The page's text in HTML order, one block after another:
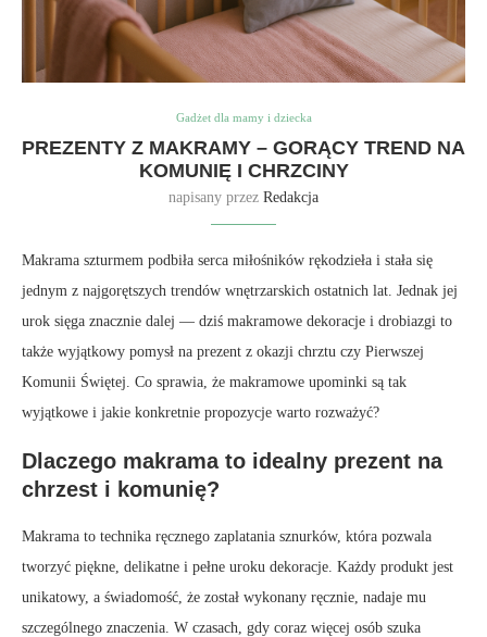
Gadżet dla mamy i dziecka
PREZENTY Z MAKRAMY – GORĄCY TREND NA
KOMUNIĘ I CHRZCINY
napisany przez Redakcja
Makrama szturmem podbiła serca miłośników rękodzieła i stała się
jednym z najgorętszych trendów wnętrzarskich ostatnich lat. Jednak jej
urok sięga znacznie dalej — dziś makramowe dekoracje i drobiazgi to
także wyjątkowy pomysł na prezent z okazji chrztu czy Pierwszej
Komunii Świętej. Co sprawia, że makramowe upominki są tak
wyjątkowe i jakie konkretnie propozycje warto rozważyć?
Dlaczego makrama to idealny prezent na
chrzest i komunię?
Makrama to technika ręcznego zaplatania sznurków, która pozwala
tworzyć piękne, delikatne i pełne uroku dekoracje. Każdy produkt jest
unikatowy, a świadomość, że został wykonany ręcznie, nadaje mu
szczególnego znaczenia. W czasach, gdy coraz więcej osób szuka